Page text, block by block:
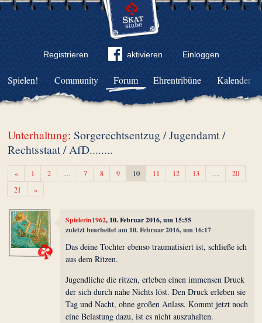
Registrieren aktivieren Einloggen
Community Forum Ehrentribüne Kalender
Spielen!
Unterhaltung: Sorgerechtsentzug / Jugendamt /
Rechtsstaat / AfD........
«Zurück1 2 … 7 8 9 10 11 12 13 …
20
21
»Weiter
Spielerin1962, 10. Februar 2016, um 15:55
zuletzt bearbeitet am 10. Februar 2016, um 16:17
Das deine Tochter ebenso traumatisiert ist, schließe ich
aus dem Ritzen.
Jugendliche die ritzen, erleben einen immensen Druck
der sich durch nahe Nichts löst. Den Druck erleben sie
Tag und Nacht, ohne großen Anlass. Kommt jetzt noch
eine Belastung dazu, ist es nicht auszuhalten.